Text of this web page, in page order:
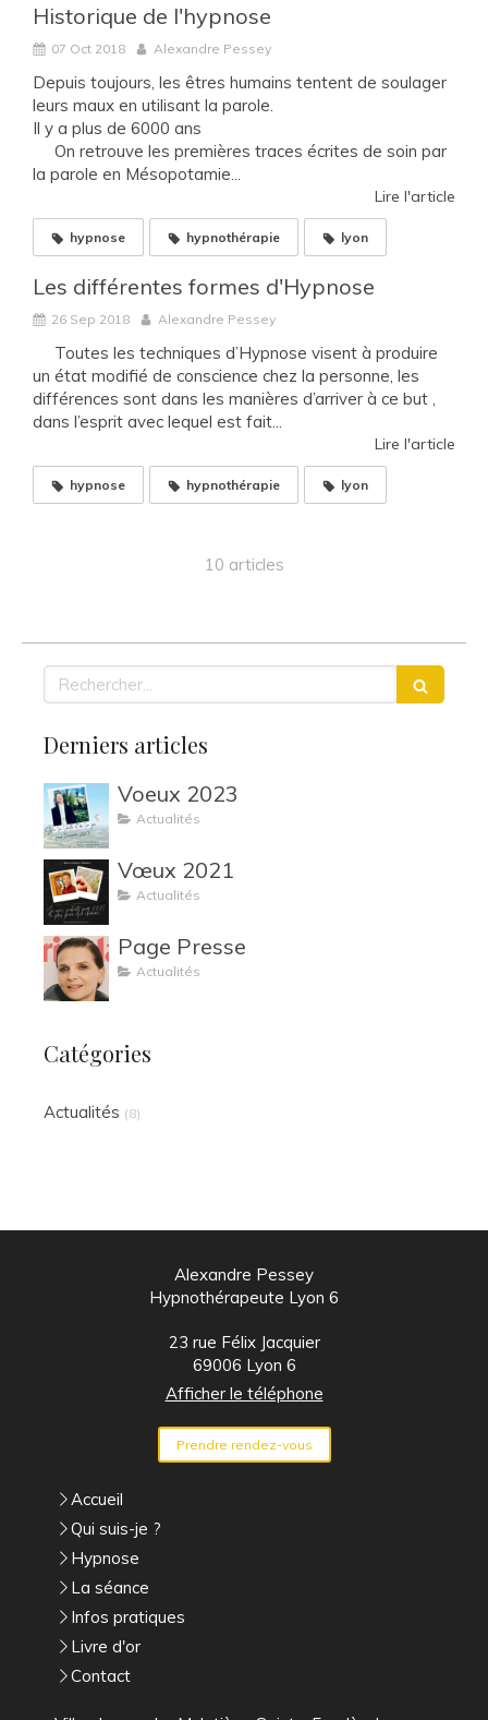
Historique de l'hypnose
07 Oct 2018 Alexandre Pessey
Depuis toujours, les êtres humains tentent de soulager
leurs maux en utilisant la parole.
Il y a plus de 6000 ans
On retrouve les premières traces écrites de soin par
la parole en Mésopotamie...
Lire l'article
hypnose hypnothérapie lyon
Les différentes formes d'Hypnose
26 Sep 2018 Alexandre Pessey
Toutes les techniques d’Hypnose visent à produire
un état modifié de conscience chez la personne, les
différences sont dans les manières d’arriver à ce but ,
dans l’esprit avec lequel est fait...
Lire l'article
hypnose hypnothérapie lyon
10 articles
Rechercher
Derniers articles
Voeux 2023
Actualités
Vœux 2021
Actualités
Page Presse
Actualités
Catégories
Actualités (8)
Alexandre Pessey
Hypnothérapeute Lyon 6
23 rue Félix Jacquier
69006 Lyon 6
Afficher le téléphone
Prendre rendez-vous
Accueil
Qui suis-je ?
Hypnose
La séance
Infos pratiques
Livre d'or
Contact